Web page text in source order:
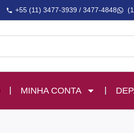
+55 (11) 3477-3939 / 3477-4848
MINHA CONTA